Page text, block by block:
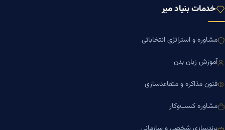
خدمات بنیاد میر
مشاوره و استراتژی انتخاباتی
آموزش زبان بدن
فنون مذاکره و متقاعدسازی
مشاوره کسب‌وکار